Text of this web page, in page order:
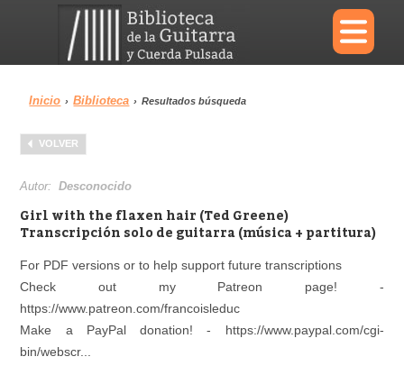
×
Menu
Biblioteca
Reproductor
Inicio › Biblioteca › Resultados búsqueda
VOLVER
Autor:Desconocido
Girl with the flaxen hair (Ted Greene)
Transcripción solo de guitarra (música + partitura)
For PDF versions or to help support future transcriptions
Check out my Patreon page! -
https://www.patreon.com/francoisleduc
Make a PayPal donation! - https://www.paypal.com/cgi-
bin/webscr...